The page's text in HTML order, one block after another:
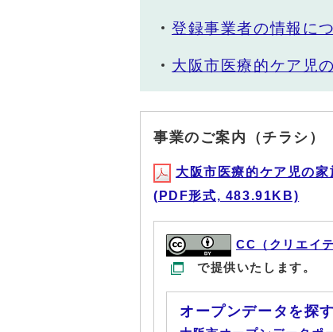
登録事業者の情報に
大阪市医療的ケア児
事業のご案内（チラシ）
大阪市医療的ケア児の
(PDF形式, 483.91KB)
CC（クリエイ
で提供いたします。
オープンデータを探す